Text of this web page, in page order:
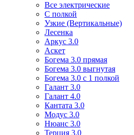
Все электрические
С полкой
Узкие (Вертикальные)
Лесенка
Аркус 3.0
Аскет
Богема 3.0 прямая
Богема 3.0 выгнутая
Богема 3.0 с 1 полкой
Галант 3.0
Галант 4.0
Кантата 3.0
Модус 3.0
Нюанс 3.0
Терция 3.0